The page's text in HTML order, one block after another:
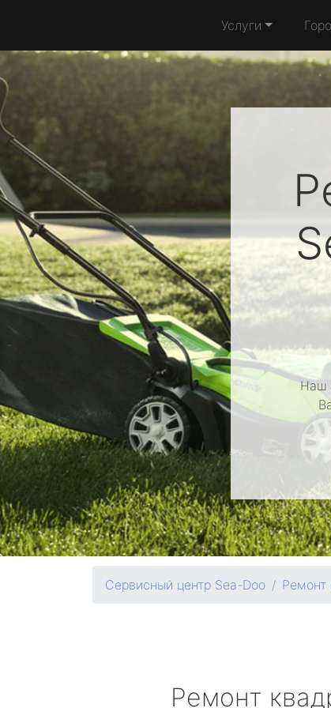
Услуги
Наш
Сервисный центр Sea-Doo Ремонт
Ремонт